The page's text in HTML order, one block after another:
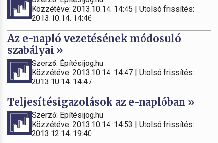
Közzétéve: 2013.10.14. 14:45 | Utolsó frissítés:
2013.10.14. 14:46
Az e-napló vezetésének módosuló
szabályai »
Szerző: Építésijog.hu
Közzétéve: 2013.10.14. 14:47 | Utolsó frissítés:
2013.10.14. 14:47
Teljesítésigazolások az e-naplóban »
Szerző: Építésijog.hu
Közzétéve: 2013.10.14. 14:53 | Utolsó frissítés:
2013.12.14. 19:40